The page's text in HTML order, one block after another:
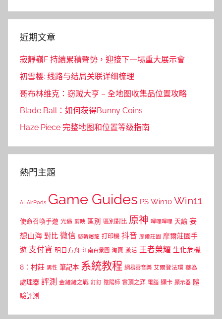
近期文章
寂靜嶺F 持續累積聲勢，迎接下一場重大展示會
初雪樱: 线路与结局关联详细梳理
哥布林维克：窃贼大亨 – 全地图收集品位置攻略
Blade Ball：如何获得Bunny Coins
Haze Piece 完整地图和位置等级指南
熱門主題
AI AirPods Game Guides PS Win10 Win11
使命召喚手遊 光遇 剪映 區別 區別對比 原神 嗶哩嗶哩 天諭 妄
想山海 對比 微信 怒斬屠龍 打印機 抖音 摩爾莊園 摩爾莊園手
遊 支付寶 明日方舟 江南百景圖 淘寶 激活 王者榮耀 生化危機
8：村莊 男性 筆記本 系統教程 網易雲音樂 艾爾登法環 華為
處理器 評測 金鏟鏟之戰 釘釘 陰陽師 雲頂之弈 電腦 顯卡 顯示器 體
驗評測